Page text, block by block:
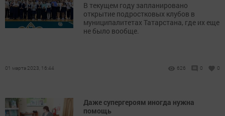
В текущем году запланировано
открытие подростковых клубов в
муниципалитетах Татарстана, где их еще
не было вообще.
01 марта 2023, 16:44 626 0 0
Даже супергероям иногда нужна
помощь